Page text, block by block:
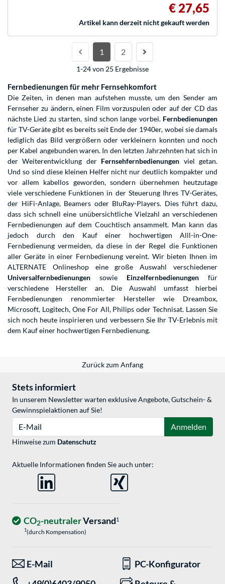
€ 27,65
Artikel kann derzeit nicht gekauft werden
1 2
1-24 von 25 Ergebnisse
Fernbedienungen für mehr Fernsehkomfort
Die Zeiten, in denen man aufstehen musste, um den Sender am
Fernseher zu ändern, einen Film vorzuspulen oder auf der CD das
nächste Lied zu starten, sind schon lange vorbei. Fernbedienungen
für TV-Geräte gibt es bereits seit Ende der 1940er, wobei sie damals
lediglich das Bild vergrößern oder verkleinern konnten und noch
per Kabel angebunden waren. In den letzten Jahrzehnten hat sich in
der Weiterentwicklung der Fernsehfernbedienungen viel getan.
Und so sind diese kleinen Helfer nicht nur deutlich kompakter und
vor allem kabellos geworden, sondern übernehmen heutzutage
viele verschiedene Funktionen in der Steuerung Ihres TV-Gerätes,
der HiFi-Anlage, Beamers oder BluRay-Players. Dies führt dazu,
dass sich schnell eine unübersichtliche Vielzahl an verschiedenen
Fernbedienungen auf dem Couchtisch ansammelt. Man kann das
jedoch durch den Kauf einer hochwertigen Alll-in-One-
Fernbedienung vermeiden, da diese in der Regel die Funktionen
aller Geräte in einer Fernbedienung vereint. Wir bieten Ihnen im
ALTERNATE Onlineshop eine große Auswahl verschiedener
Universalfernbedienungen sowie Einzelfernbedienungen für
verschiedene Hersteller an. Die Auswahl umfasst hierbei
Fernbedienungen renommierter Hersteller wie Dreambox,
Microsoft, Logitech, One For All, Philips oder Technisat. Lassen Sie
sich noch heute inspirieren und verbessern Sie Ihr TV-Erlebnis mit
dem Kauf einer hochwertigen Fernbedienung.
Zurück zum Anfang
Stets informiert
In unserem Newsletter warten exklusive Angebote, Gutschein- &
Gewinnspielaktionen auf Sie!
Anmelden
Hinweise zum Datenschutz
Aktuelle Informationen finden Sie auch unter:
CO2-neutralerVersand1
1(durch Kompensation)
E-Mail
PC-Konfigurator